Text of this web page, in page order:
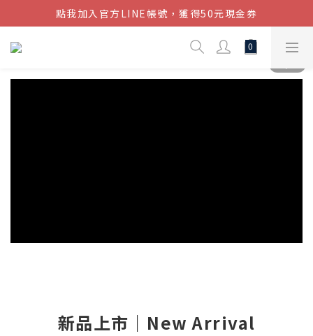
結帳金額滿$1080超取免運
點我加入官方LINE帳號，獲得50元現金券
結帳金額滿$1080超取免運
新品上市｜New Arrival